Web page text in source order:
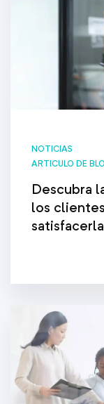
NOTICIAS
ARTICULO DE
Descubra
los